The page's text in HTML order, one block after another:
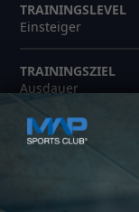
TRAININGSLEVEL
Einsteiger
TRAININGSZIEL
Ausdauer